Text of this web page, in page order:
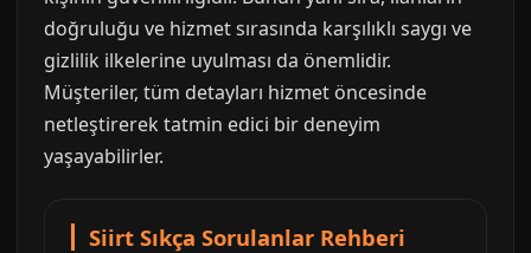
doğruluğu ve hizmet sırasında karşılıklı saygı ve
gizlilik ilkelerine uyulması da önemlidir.
Müşteriler, tüm detayları hizmet öncesinde
netleştirerek tatmin edici bir deneyim
yaşayabilirler.
Siirt Sıkça Sorulanlar Rehberi